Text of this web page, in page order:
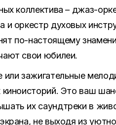
коллектива – джаз-
и оркестр духовых
по-настоящему
свои юбилеи.
зажигательные
Это ваш
их саундтреки в
не выходя из